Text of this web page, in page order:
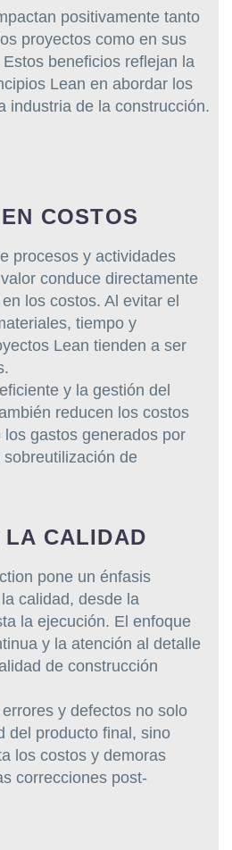
positivamente tanto
proyectos como en sus
beneficios reflejan la
Lean en abordar los
industria de la construcción.
COSTOS
procesos y actividades
conduce directamente
los costos. Al evitar el
tiempo y
Lean tienden a ser
y la gestión del
reducen los costos
gastos generados por
de
LA CALIDAD
pone un énfasis
calidad, desde la
la ejecución. El enfoque
y la atención al detalle
de construcción
y defectos no solo
del producto final, sino
los costos y demoras
correcciones post-